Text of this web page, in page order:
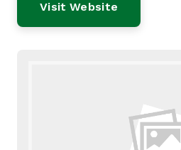
Visit Website